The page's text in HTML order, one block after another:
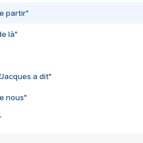
partir"
là"
a dit"
nous"